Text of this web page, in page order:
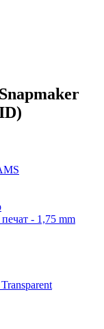
- 1,75 mm